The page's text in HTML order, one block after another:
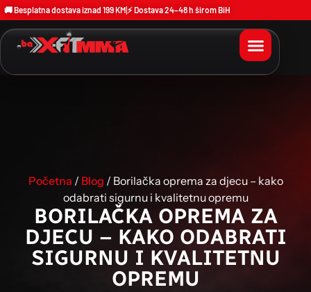
🚚 Besplatna dostava iznad 199 KM ⚡ Dostava 24–48 h širom BiH
Početna / Blog / Borilačka oprema za djecu – kako
odabrati sigurnu i kvalitetnu opremu
BORILAČKA OPREMA ZA
DJECU – KAKO ODABRATI
SIGURNU I KVALITETNU
OPREMU